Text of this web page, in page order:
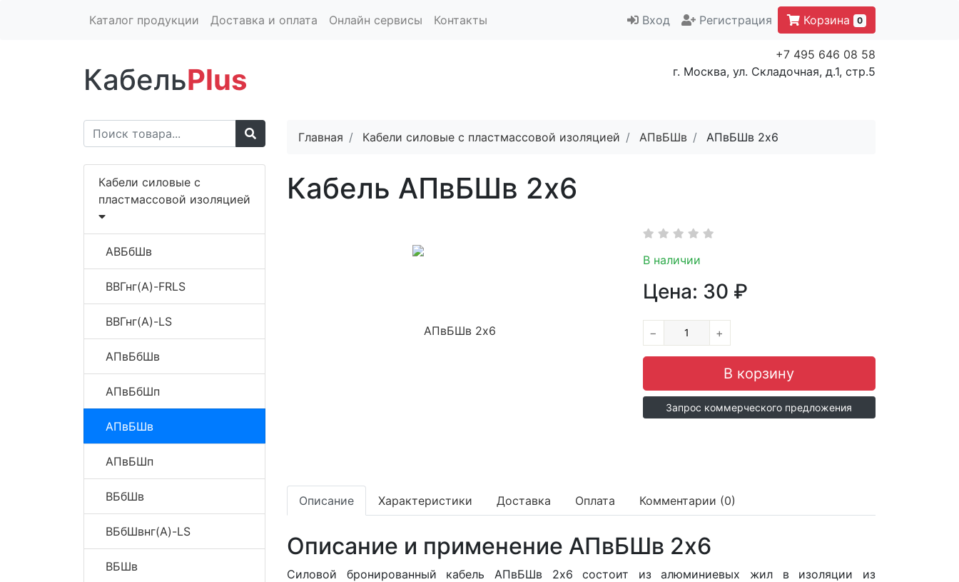
Каталог продукции Доставка и оплата Онлайн сервисы Контакты Вход Регистрация Корзина 0
КабельPlus
+7 495 646 08 58
г. Москва, ул. Складочная, д.1, стр.5
Кабели силовые с
пластмассовой изоляцией
АВБбШв
ВВГнг(A)-FRLS
ВВГнг(A)-LS
АПвБбШв
АПвБбШп
АПвБШв
АПвБШп
ВБбШв
ВБбШвнг(A)-LS
ВБШв
Главная Кабели силовые с пластмассовой изоляцией АПвБШв АПвБШв 2x6
Кабель АПвБШв 2x6
В наличии
Цена: 30 ₽
− +
Запрос коммерческого предложения
Описание Характеристики Доставка Оплата Комментарии (0)
Описание и применение АПвБШв 2x6
Силовой бронированный кабель АПвБШв 2x6 состоит из алюминиевых жил в изоляции из